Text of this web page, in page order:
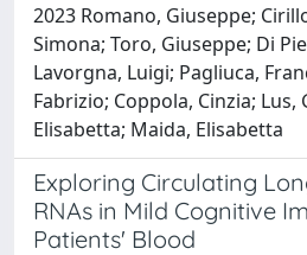
2023 Romano, Giuseppe;
Simona; Toro, Giuseppe; Di
Lavorgna, Luigi; Pagliuca,
Fabrizio; Coppola, Cinzia;
Elisabetta; Maida, Elisabetta
Exploring Circulating
RNAs in Mild Cognitive
Patients' Blood